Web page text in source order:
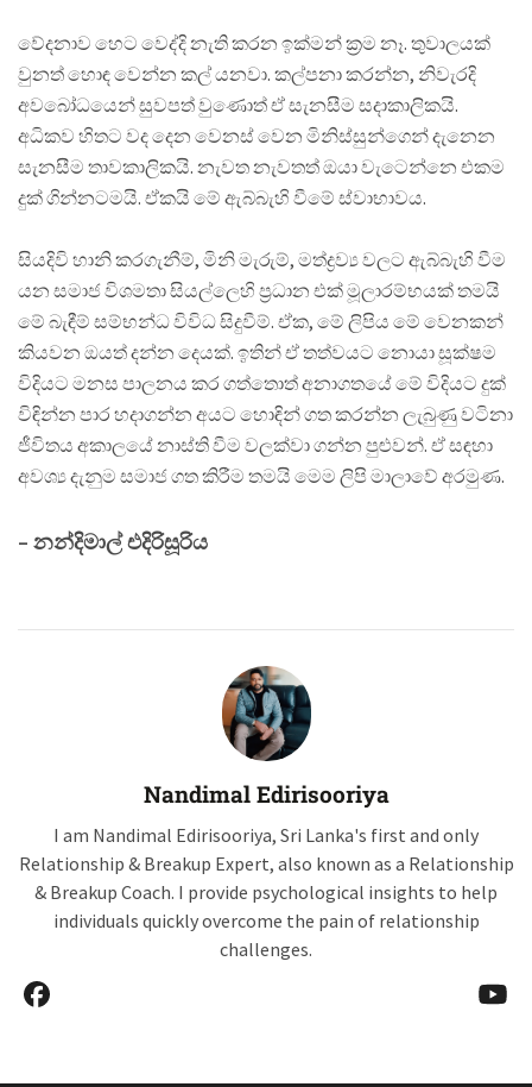
වේදනාව හෙට වෙද්දි නැති කරන ඉක්මන් ක්‍රම නෑ. තුවාලයක්
වුනත් හොඳ වෙන්න කල් යනවා. කල්පනා කරන්න, නිවැරදි
අවබෝධයෙන් සුවපත් වුණොත් ඒ සැනසීම සදාකාලිකයි.
අධිකව හිතට වද දෙන වෙනස් වෙන මිනිස්සුන්ගෙන් දැනෙන
සැනසීම තාවකාලිකයි. නැවත නැවතත් ඔයා වැටෙන්නෙ එකම
දුක් ගින්නටමයි. ඒකයි මේ ඇබ්බැහි වීමේ ස්වාභාවය.
සියදිවි හානි කරගැනීම්, මිනි මැරුම්, මත්ද්‍රව්‍ය වලට ඇබ්බැහි වීම
යන සමාජ විශමතා සියල්ලෙහි ප්‍රධාන එක් මූලාරම්භයක් තමයි
මේ බැඳීම් සම්භන්ධ විවිධ සිදුවීම්. ඒක, මේ ලිපිය මේ වෙනකන්
කියවන ඔයත් දන්න දෙයක්. ඉතින් ඒ තත්වයට නොයා සූක්ෂම
විදියට මනස පාලනය කර ගත්තොත් අනාගතයේ මේ විදියට දුක්
විඳින්න පාර හදාගන්න අයට හොඳින් ගත කරන්න ලැබුණු වටිනා
ජීවිතය අකාලයේ නාස්ති වීම වලක්වා ගන්න පුළුවන්. ඒ සඳහා
අවශ්‍ය දැනුම සමාජ ගත කිරීම තමයි මෙම ලිපි මාලාවේ අරමුණ.
– නන්දිමාල් එදිරිසූරිය
Nandimal Edirisooriya
I am Nandimal Edirisooriya, Sri Lanka's first and only
Relationship & Breakup Expert, also known as a Relationship
& Breakup Coach. I provide psychological insights to help
individuals quickly overcome the pain of relationship
challenges.